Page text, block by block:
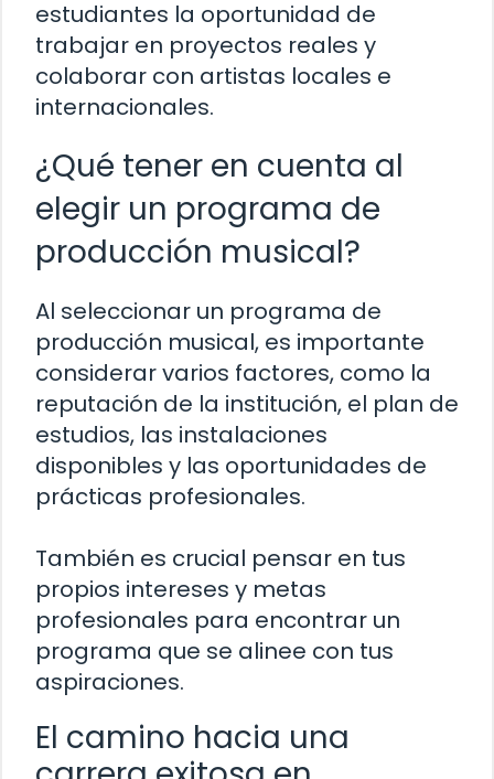
estudiantes la oportunidad de
trabajar en proyectos reales y
colaborar con artistas locales e
internacionales.
¿Qué tener en cuenta al
elegir un programa de
producción musical?
Al seleccionar un programa de
producción musical, es importante
considerar varios factores, como la
reputación de la institución, el plan de
estudios, las instalaciones
disponibles y las oportunidades de
prácticas profesionales.
También es crucial pensar en tus
propios intereses y metas
profesionales para encontrar un
programa que se alinee con tus
aspiraciones.
El camino hacia una